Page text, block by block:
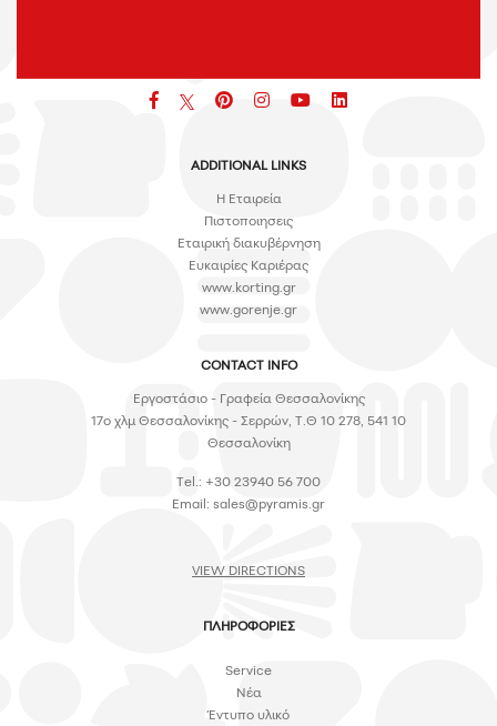
Facebook pinteresticon icon icon
ADDITIONAL LINKS
H Εταιρεία
Πιστοποιησεις
Εταιρική διακυβέρνηση
Ευκαιρίες Καριέρας
www.korting.gr
www.gorenje.gr
CONTACT INFO
Εργοστάσιο - Γραφεία Θεσσαλονίκης
17ο χλμ Θεσσαλονίκης - Σερρών, Τ.Θ 10 278, 541 10
Θεσσαλονίκη
Tel.: +30 23940 56 700
Email: sales@pyramis.gr
VIEW DIRECTIONS
ΠΛΗΡΟΦΟΡΙΕΣ
Service
Νέα
Έντυπο υλικό